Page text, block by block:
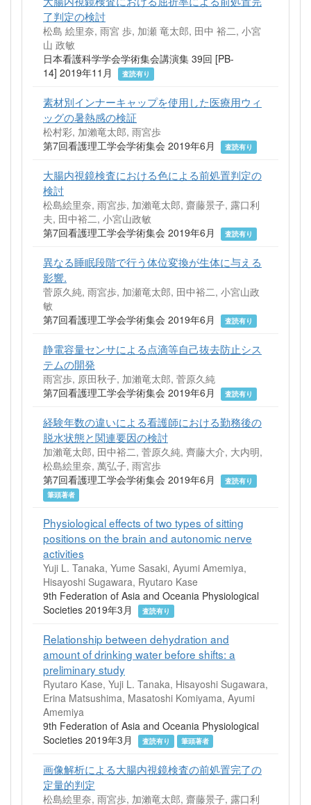
了判定の検討
松島 絵里奈, 雨宮 歩, 加瀬 竜太郎, 田中 裕二, 小宮
山 政敏
日本看護科学学会学術集会講演集 39回 [PB-
14] 2019年11月
査読有り
素材別インナーキャップを使用した医療用ウィ
ッグの暑熱感の検証
松村彩, 加瀨竜太郎, 雨宮歩
第7回看護理工学会学術集会 2019年6月
査読有り
大腸内視鏡検査における色による前処置判定の
検討
松島絵里奈, 雨宮歩, 加瀨竜太郎, 齋藤景子, 露口利
夫, 田中裕二, 小宮山政敏
第7回看護理工学会学術集会 2019年6月
査読有り
異なる睡眠段階で行う体位変換が生体に与える
影響.
菅原久純, 雨宮歩, 加瀬竜太郎, 田中裕二, 小宮山政
敏
第7回看護理工学会学術集会 2019年6月
査読有り
静電容量センサによる点滴等自己抜去防止シス
テムの開発
雨宮歩, 原田秋子, 加瀨竜太郎, 菅原久純
第7回看護理工学会学術集会 2019年6月
査読有り
経験年数の違いによる看護師における勤務後の
脱水状態と関連要因の検討
加瀨竜太郎, 田中裕二, 菅原久純, 齊藤大介, 大内明,
松島絵里奈, 萬弘子, 雨宮歩
第7回看護理工学会学術集会 2019年6月
査読有り
筆頭著者
Physiological effects of two types of sitting
positions on the brain and autonomic nerve
activities
Yuji L. Tanaka, Yume Sasaki, Ayumi Amemiya,
Hisayoshi Sugawara, Ryutaro Kase
9th Federation of Asia and Oceania Physiological
Societies 2019年3月
査読有り
Relationship between dehydration and
amount of drinking water before shifts: a
preliminary study
Ryutaro Kase, Yuji L. Tanaka, Hisayoshi Sugawara,
Erina Matsushima, Masatoshi Komiyama, Ayumi
Amemiya
9th Federation of Asia and Oceania Physiological
Societies 2019年3月
査読有り 筆頭著者
画像解析による大腸内視鏡検査の前処置完了の
定量的判定
松島絵里奈, 雨宮歩, 加瀨竜太郎, 齋藤景子, 露口利